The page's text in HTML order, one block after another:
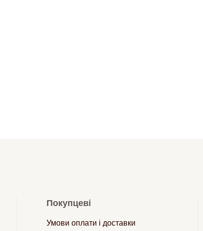
Покупцеві
Умови оплати і доставки